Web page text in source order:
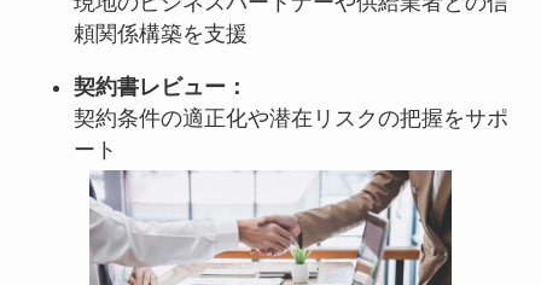
頼関係構築を支援
契約書レビュー：
契約条件の適正化や潜在リスクの把握をサポ
ート